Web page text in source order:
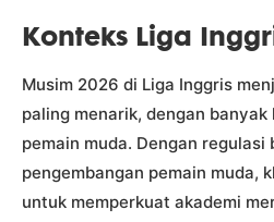
Konteks Liga
Musim 2026 di Liga Inggris
paling menarik, dengan
pemain muda. Dengan regulasi
pengembangan pemain muda,
untuk memperkuat akademi